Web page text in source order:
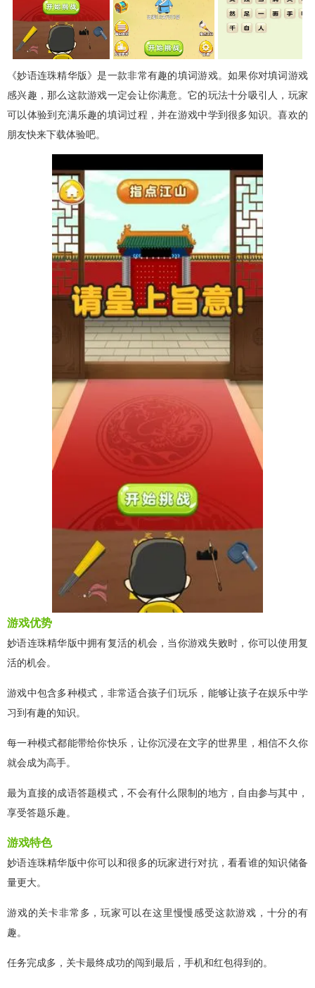
《妙语连珠精华版》是一款非常有趣的填词游戏。如果你对填词游戏
感兴趣，那么这款游戏一定会让你满意。它的玩法十分吸引人，玩家
可以体验到充满乐趣的填词过程，并在游戏中学到很多知识。喜欢的
朋友快来下载体验吧。
游戏优势
妙语连珠精华版中拥有复活的机会，当你游戏失败时，你可以使用复
活的机会。
游戏中包含多种模式，非常适合孩子们玩乐，能够让孩子在娱乐中学
习到有趣的知识。
每一种模式都能带给你快乐，让你沉浸在文字的世界里，相信不久你
就会成为高手。
最为直接的成语答题模式，不会有什么限制的地方，自由参与其中，
享受答题乐趣。
游戏特色
妙语连珠精华版中你可以和很多的玩家进行对抗，看看谁的知识储备
量更大。
游戏的关卡非常多，玩家可以在这里慢慢感受这款游戏，十分的有
趣。
任务完成多，关卡最终成功的闯到最后，手机和红包得到的。